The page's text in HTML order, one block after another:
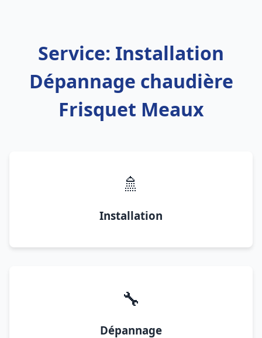
Service: Installation
Dépannage chaudière
Frisquet Meaux
🚿
Installation
🔧
Dépannage